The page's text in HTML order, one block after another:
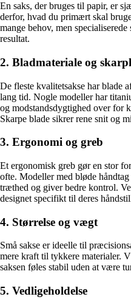
En saks, der bruges til papir, er
derfor, hvad du primært skal
mange behov, men
resultat.
2. Bladmateriale og
De fleste kvalitetsakse har blade
lang tid. Nogle modeller har
og modstandsdygtighed over for
Skarpe blade sikrer rene snit og
3. Ergonomi og greb
Et ergonomisk greb gør en stor
ofte. Modeller med bløde
træthed og giver bedre kontrol.
designet specifikt til deres
4. Størrelse og vægt
Små sakse er ideelle til
mere kraft til tykkere materialer.
saksen føles stabil uden at være
5. Vedligeholdelse